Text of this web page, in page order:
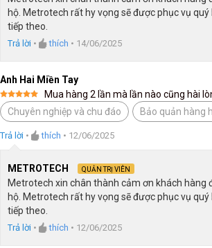
hộ. Metrotech rất hy vọng sẽ được phục vụ
tiếp theo.
Trả lời • thích • 14/06/2025
Anh Hai Miền Tay
Được xếp
hạng55
sao
Mua hàng 2 lần mà lần nào cũng hài
Chuyên nghiệp và chu đáo
Bảo quản hàng
Trả lời • thích • 12/06/2025
METROTECH QUẢN TRỊ VIÊN
Metrotech xin chân thành cảm ơn khách hàng
hộ. Metrotech rất hy vọng sẽ được phục vụ
tiếp theo.
Trả lời • thích • 12/06/2025